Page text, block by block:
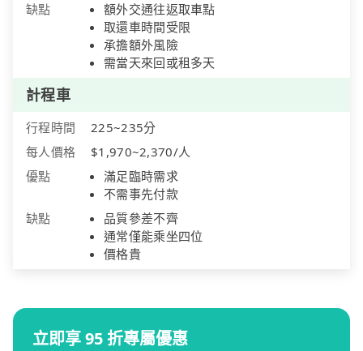
缺點
額外交通往返取車點
取還車時間受限
承擔額外風險
需當天來回或租多天
計程車
行程時間
225~235分
每人價格
$1,970~2,370/人
優點
滿足臨時需求
不需事先付款
缺點
品質參差不齊
通常僅能乘坐四位
價格貴
立即享 95 折專屬優惠